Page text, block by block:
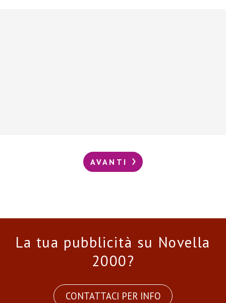
AVANTI
La tua pubblicità su Novella
2000?
CONTATTACI PER INFO